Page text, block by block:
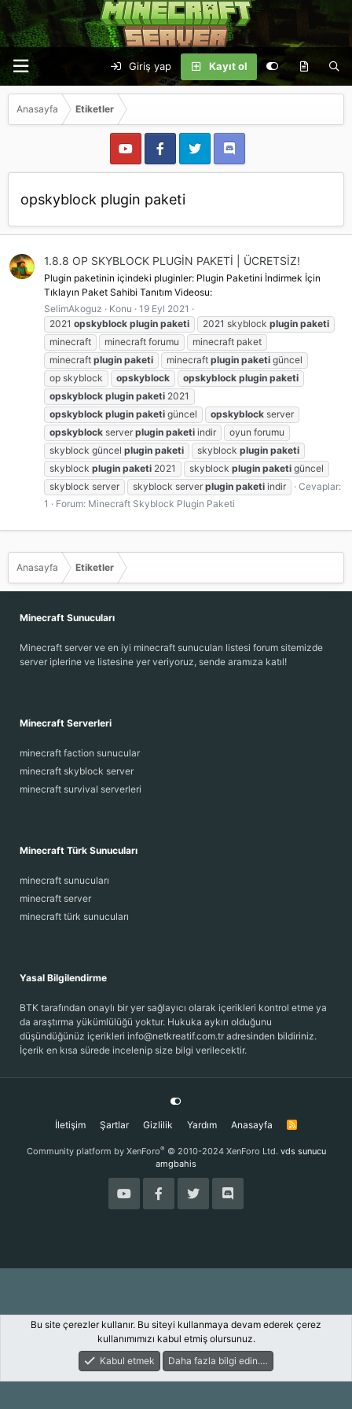
Giriş yap Kayıt ol
Anasayfa Etiketler
opskyblock plugin paketi
1.8.8 OP SKYBLOCK PLUGİN PAKETİ | ÜCRETSİZ!
Plugin paketinin içindeki pluginler: Plugin Paketini İndirmek İçin
Tıklayın Paket Sahibi Tanıtım Videosu:
SelimAkoguz
Konu
19 Eyl 2021
2021 opskyblock plugin paketi 2021 skyblock plugin paketi
minecraft
minecraft forumu
minecraft paket
minecraft plugin paketi minecraft plugin paketi güncel
op skyblock
opskyblock opskyblock plugin paketi
opskyblock plugin paketi 2021
opskyblock plugin paketi güncel opskyblock server
opskyblock server plugin paketi indir
oyun forumu
skyblock güncel plugin paketi skyblock plugin paketi
skyblock plugin paketi 2021 skyblock plugin paketi güncel
skyblock server
skyblock server plugin paketi indir
Cevaplar:
1
Forum: Minecraft Skyblock Plugin Paketi
Anasayfa Etiketler
Minecraft Sunucuları
Minecraft server ve en iyi minecraft sunucuları listesi forum sitemizde
server iplerine ve listesine yer veriyoruz, sende aramıza katıl!
Minecraft Serverleri
minecraft faction sunucular
minecraft skyblock server
minecraft survival serverleri
Minecraft Türk Sunucuları
minecraft sunucuları
minecraft server
minecraft türk sunucuları
Yasal Bilgilendirme
BTK tarafından onaylı bir yer sağlayıcı olarak içerikleri kontrol etme ya
da araştırma yükümlülüğü yoktur. Hukuka aykırı olduğunu
düşündüğünüz içerikleri info@netkreatif.com.tr adresinden bildiriniz.
İçerik en kısa sürede incelenip size bilgi verilecektir.
İletişim Şartlar Gizlilik Yardım Anasayfa
R
Community platform by XenForo® © 2010-2024 XenForo Ltd. vds sunucu
amgbahis
Keşfet Giriş Yap Kayıt Ol
Bu site çerezler kullanır. Bu siteyi kullanmaya devam ederek çerez
kullanımımızı kabul etmiş olursunuz.
Kabul etmek
Daha fazla bilgi edin.…